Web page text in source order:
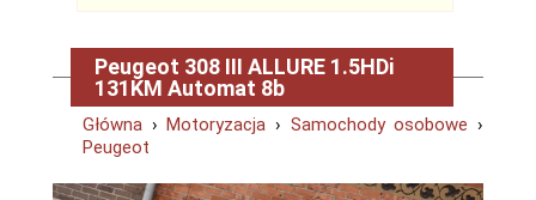
Peugeot 308 III ALLURE 1.5HDi
131KM Automat 8b
Główna ›Motoryzacja › Samochody osobowe ›
Peugeot